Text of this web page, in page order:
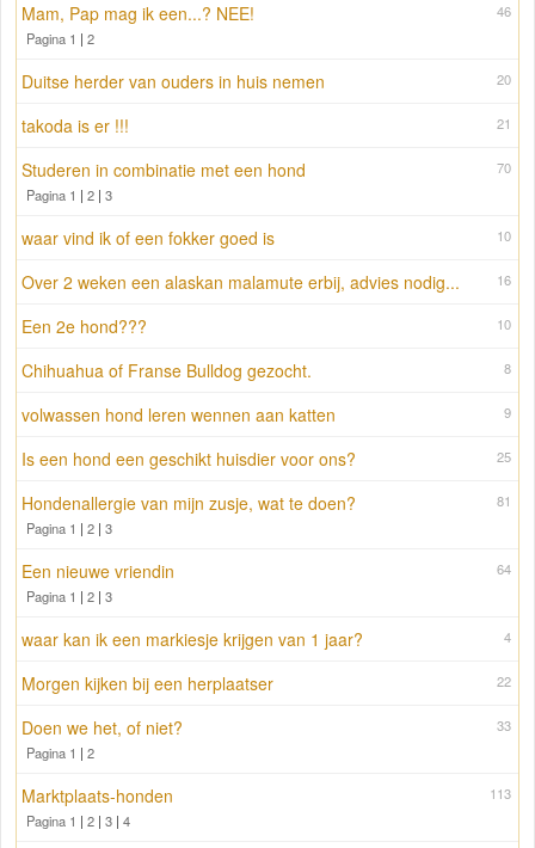
46
Mam, Pap mag ik een...? NEE!
Pagina 1 | 2
20
Duitse herder van ouders in huis nemen
21
takoda is er !!!
70
Studeren in combinatie met een hond
Pagina 1 | 2 | 3
10
waar vind ik of een fokker goed is
16
Over 2 weken een alaskan malamute erbij, advies nodig...
10
Een 2e hond???
8
Chihuahua of Franse Bulldog gezocht.
9
volwassen hond leren wennen aan katten
25
Is een hond een geschikt huisdier voor ons?
81
Hondenallergie van mijn zusje, wat te doen?
Pagina 1 | 2 | 3
64
Een nieuwe vriendin
Pagina 1 | 2 | 3
4
waar kan ik een markiesje krijgen van 1 jaar?
22
Morgen kijken bij een herplaatser
33
Doen we het, of niet?
Pagina 1 | 2
113
Marktplaats-honden
Pagina 1 | 2 | 3 | 4